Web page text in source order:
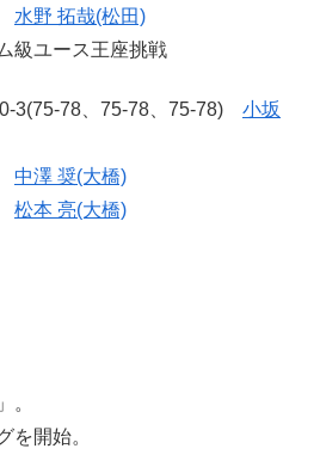
水野 拓哉(松田)
級ユース王座挑戦
3(75-78、75-78、75-78) 小坂
中澤 奨(大橋)
松本 亮(大橋)
。
を開始。